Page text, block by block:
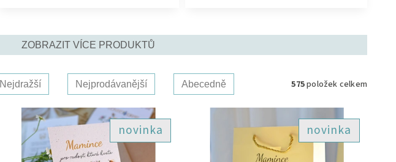
ZOBRAZIT VÍCE PRODUKTŮ
Nejdražší Nejprodávanější Abecedně 575položek celkem
novinka novinka